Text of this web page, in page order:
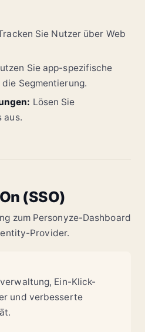
Sie Nutzer über Web
Sie app-spezifische
Segmentierung.
Lösen Sie
aus.
(SSO)
zum Personyze-Dashboard
Provider.
Ein-Klick-
und verbesserte